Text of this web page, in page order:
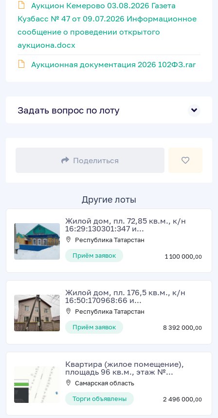
Аукцион Кемерово 03.08.2026 Газета
Кузбасс № 47 от 09.07.2026 Информационное
сообщение о проведении открытого
аукциона.docx
Аукционная документация 2026 102ФЗ.rar
Задать вопрос по лоту
Поделиться
Другие лоты
Жилой дом, пл. 72,85 кв.м., к/н
16:29:130301:347 и...
Республика Татарстан
Приём заявок
1 100 000,00
Жилой дом, пл. 176,5 кв.м., к/н
16:50:170968:66 и...
Республика Татарстан
Приём заявок
8 392 000,00
Квартира (жилое помещение),
площадь 96 кв.м., этаж №...
Самарская область
Торги объявлены
2 496 000,00